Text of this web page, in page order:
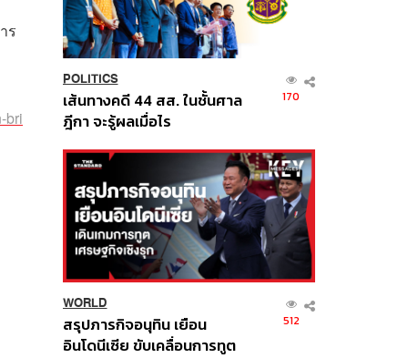
ร
bri
POLITICS
เส้นทางคดี 44 สส. ในชั้นศาล
ฎีกา จะรู้ผลเมื่อไร
170
WORLD
สรุปภารกิจอนุทิน เยือน
อินโดนีเซีย ขับเคลื่อนการทูต
512